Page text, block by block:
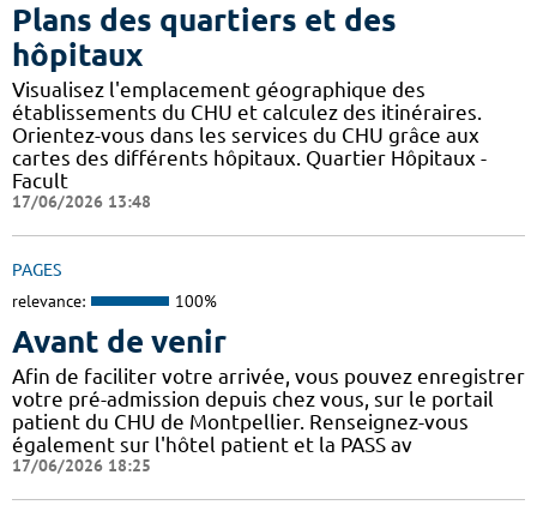
Plans des quartiers et des
hôpitaux
Visualisez l'emplacement géographique des
établissements du CHU et calculez des itinéraires.
Orientez-vous dans les services du CHU grâce aux
cartes des différents hôpitaux. Quartier Hôpitaux -
Facult
17/06/2026 13:48
PAGES
relevance: 100%
Avant de venir
Afin de faciliter votre arrivée, vous pouvez enregistrer
votre pré-admission depuis chez vous, sur le portail
patient du CHU de Montpellier. Renseignez-vous
également sur l'hôtel patient et la PASS av
17/06/2026 18:25